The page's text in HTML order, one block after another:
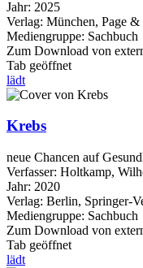
Jahr: 2025
Verlag: München, Page &
Mediengruppe: Sachbuch
Zum Download von
Tab geöffnet
lädt
Krebs
neue Chancen auf
Verfasser: Holtkamp,
Jahr: 2020
Verlag: Berlin, Springer-
Mediengruppe: Sachbuch
Zum Download von
Tab geöffnet
lädt